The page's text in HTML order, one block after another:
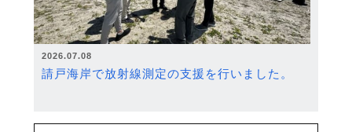
2026.07.08
請戸海岸で放射線測定の支援を行いました。